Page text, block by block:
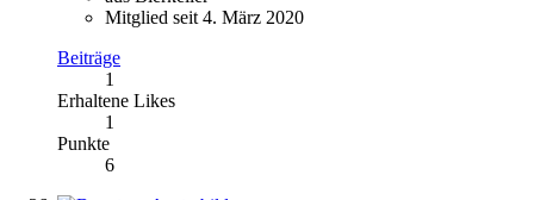
Mitglied seit 4. März 2020
Beiträge
1
Erhaltene Likes
1
Punkte
6